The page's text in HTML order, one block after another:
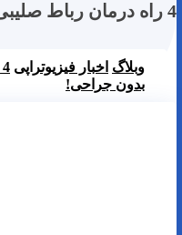
4 راه درمان رباط صلیبی بدون جراحی!
وبلاگ اخبار فیزیوتراپی
بدون جراحی!